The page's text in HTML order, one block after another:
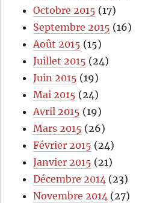
Octobre 2015 (17)
Septembre 2015 (16)
Août 2015 (15)
Juillet 2015 (24)
Juin 2015 (19)
Mai 2015 (24)
Avril 2015 (19)
Mars 2015 (26)
Février 2015 (24)
Janvier 2015 (21)
Décembre 2014 (23)
Novembre 2014 (27)